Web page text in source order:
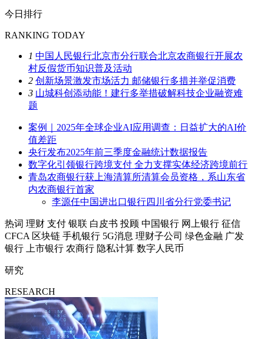
今日排行
RANKING TODAY
1 中国人民银行北京市分行联合北京农商银行开展农
村反假货币知识普及活动
2 创新场景激发市场活力 邮储银行多措并举促消费
3 山城科创添动能！建行多举措破解科技企业融资难
题
案例｜2025年全球企业AI应用调查：日益扩大的AI价
值差距
央行发布2025年前三季度金融统计数据报告
数字化引领银行跨境支付 全力支撑实体经济跨境前行
青岛农商银行获上海清算所清算会员资格，系山东省
内农商银行首家
李源任中国进出口银行四川省分行党委书记
热词 理财 支付 银联 白皮书 投顾 中国银行 网上银行 征信
CFCA 区块链 手机银行 5G消息 理财子公司 绿色金融 广发
银行
上市银行 农商行 隐私计算 数字人民币
研究
RESEARCH